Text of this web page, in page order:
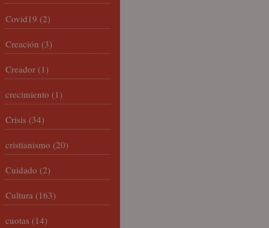
Covid19 (2)
Creación (3)
Creador (1)
crecimiento (1)
Crisis (34)
cristianismo (20)
Cuidado (2)
Cultura (163)
cuotas (14)